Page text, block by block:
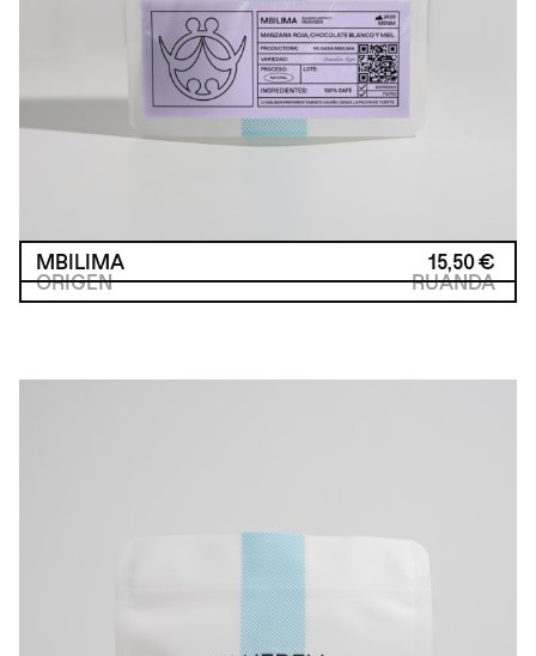
MBILIMA 15,50€
ORIGEN
RUANDA